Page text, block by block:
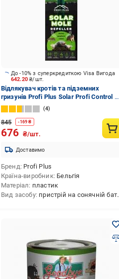
642.20₴/шт.
До -10% з суперкредиткою Visa Вигода
Відлякувач кротів та підземних
гризунів Profi Plus Solar Profi Control на
сонячній батареї
4
845 -169 ₴
676 ₴/шт.
Доставимо
Бренд Profi Plus
Країна-виробник Бельгія
Матеріал пластик
Вид засобу пристрій на сонячній батареї